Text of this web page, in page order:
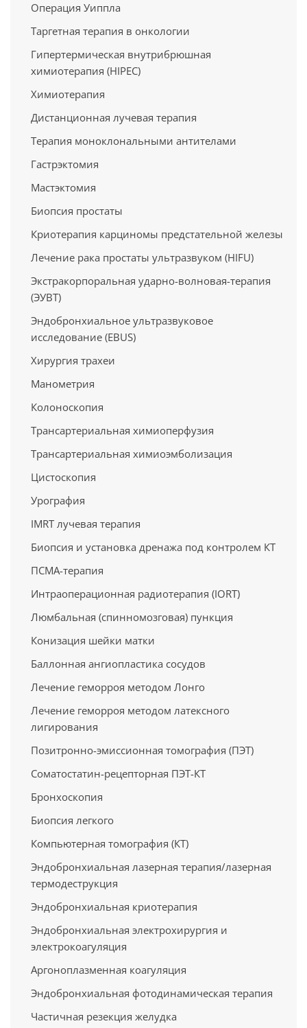
Операция Уиппла
Таргетная терапия в онкологии
Гипертермическая внутрибрюшная
химиотерапия (HIPEC)
Химиотерапия
Дистанционная лучевая терапия
Терапия моноклональными антителами
Гастрэктомия
Мастэктомия
Биопсия простаты
Криотерапия карциномы предстательной железы
Лечение рака простаты ультразвуком (HIFU)
Экстракорпоральная ударно-волновая-терапия
(ЭУВТ)
Эндобронхиальное ультразвуковое
исследование (EBUS)
Хирургия трахеи
Манометрия
Колоноскопия
Трансартериальная химиоперфузия
Трансартериальная химиоэмболизация
Цистоскопия
Урография
IMRT лучевая терапия
Биопсия и установка дренажа под контролем КТ
ПСМА-терапия
Интраоперационная радиотерапия (IORT)
Люмбальная (спинномозговая) пункция
Конизация шейки матки
Баллонная ангиопластика сосудов
Лечение геморроя методом Лонго
Лечение геморроя методом латексного
лигирования
Позитронно-эмиссионная томография (ПЭТ)
Cоматостатин-рецепторная ПЭТ-КТ
Бронхоскопия
Биопсия легкого
Компьютерная томография (КТ)
Эндобронхиальная лазерная терапия/лазерная
термодеструкция
Эндобронхиальная криотерапия
Эндобронхиальная электрохирургия и
электрокоагуляция
Аргоноплазменная коагуляция
Эндобронхиальная фотодинамическая терапия
Частичная резекция желудка